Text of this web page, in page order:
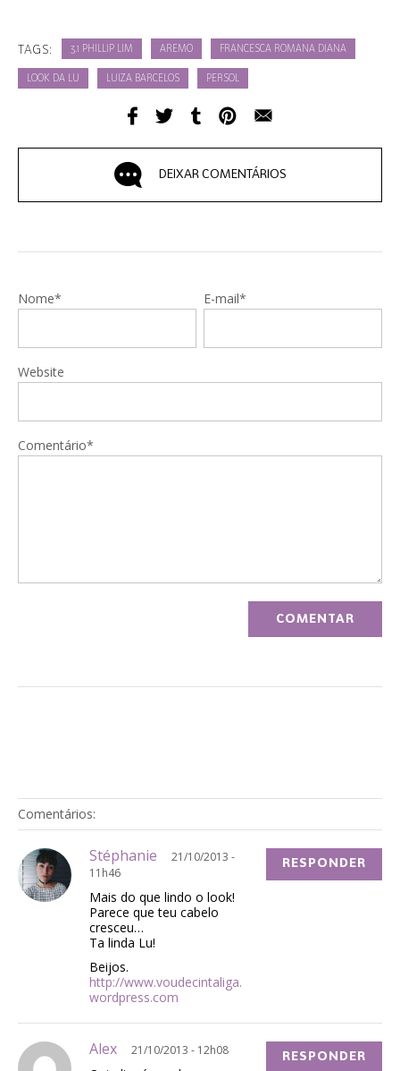
TAGS: 3.1 PHILLIP LIM AREMO FRANCESCA ROMANA DIANA
LOOK DA LU LUIZA BARCELOS PERSOL
DEIXAR COMENTÁRIOS
Nome* E-mail*
Website
Comentário*
Comentários:
Stéphanie
21/10/2013 -
11h46
Mais do que lindo o look!
Parece que teu cabelo
cresceu…
Ta linda Lu!
Beijos.
http://www.voudecintaliga.
wordpress.com
RESPONDER
Alex 21/10/2013 - 12h08 RESPONDER